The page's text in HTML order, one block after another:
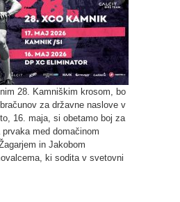
28. Kamniškim krosom, bo
za državne naslove v
16. maja, si obetamo boj za
med domačinom
in Jakobom
ki sodita v svetovni